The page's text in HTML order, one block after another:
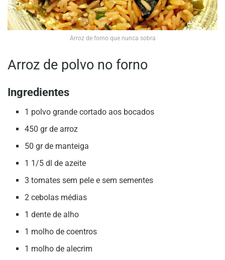
Arroz de forno que nunca sobra
Arroz de polvo no forno
Ingredientes
1 polvo grande cortado aos bocados
450 gr de arroz
50 gr de manteiga
1 1/5 dl de azeite
3 tomates sem pele e sem sementes
2 cebolas médias
1 dente de alho
1 molho de coentros
1 molho de alecrim